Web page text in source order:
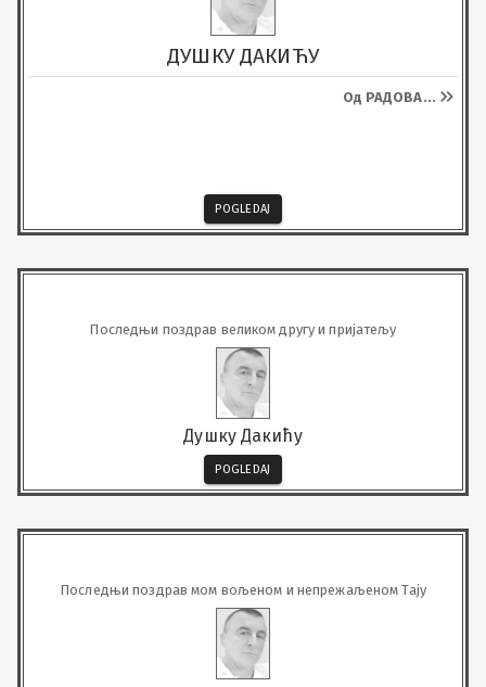
ДУШКУ ДАКИЋУ
Од РАДОВА...
POGLEDAJ
Последњи поздрав великом другу и пријатељу
Душку Дакићу
POGLEDAJ
Последњи поздрав мом вољеном и непрежаљеном Тају